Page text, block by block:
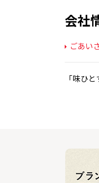
会社
ごあい
「味ひ